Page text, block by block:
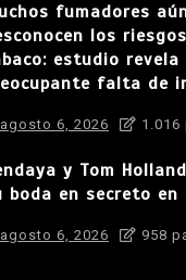
fumadores
los
estudio revela
falta de
agosto 6, 2026 1.016
y Tom
boda en secreto
agosto 6, 2026 958